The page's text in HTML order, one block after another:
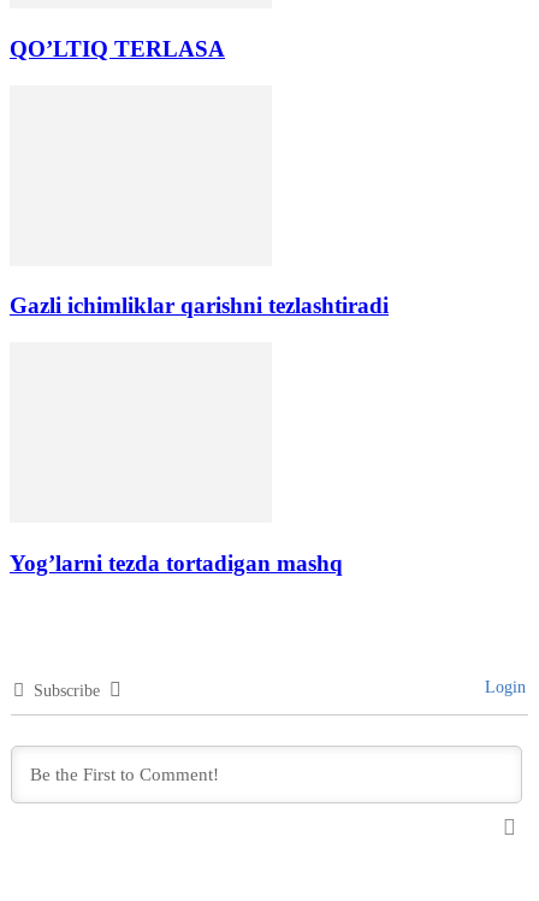
QO’LTIQ TERLАSА
Gazli ichimliklar qarishni tezlashtiradi
Yog’larni tezda tortadigan mashq
Subscribe Login